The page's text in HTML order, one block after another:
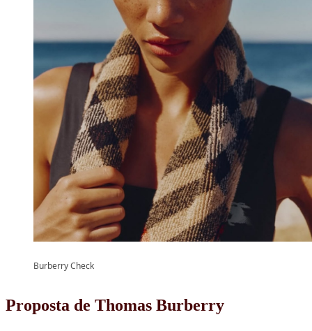
Burberry Check
Proposta de Thomas Burberry